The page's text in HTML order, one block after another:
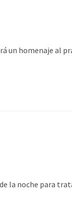
un homenaje al
la noche para